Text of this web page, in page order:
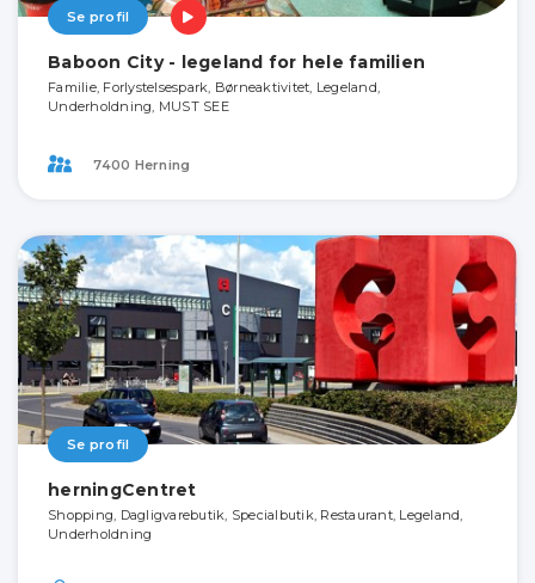
Se profil
Baboon City - legeland for hele familien
Familie, Forlystelsespark, Børneaktivitet, Legeland,
Underholdning, MUST SEE
7400 Herning
Se profil
herningCentret
Shopping, Dagligvarebutik, Specialbutik, Restaurant, Legeland,
Underholdning